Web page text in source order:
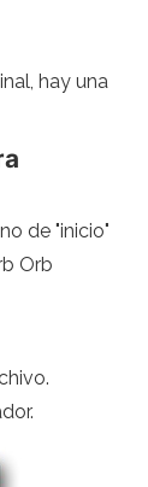
hay una
de "inicio"
Orb